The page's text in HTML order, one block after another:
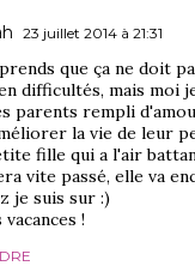
23 juillet 2014 à 21:31
que ça ne doit
difficultés, mais moi
parents rempli
la vie de leur
fille qui a l'air
vite passé, elle va
je suis sur :)
vacances !